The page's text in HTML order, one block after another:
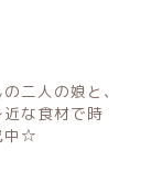
二人の娘と、
な食材で時
中☆